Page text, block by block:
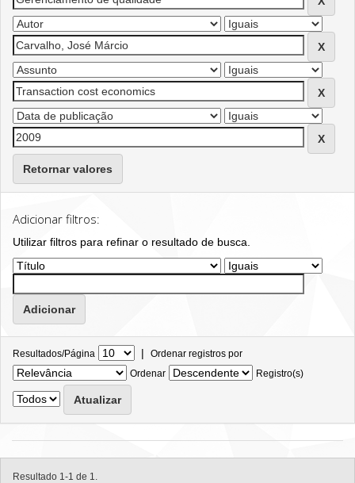
Retornar valores
Adicionar filtros:
Utilizar filtros para refinar o resultado de busca.
Resultados/Página | Ordenar registros por
Ordenar
Registro(s)
Resultado 1-1 de 1.